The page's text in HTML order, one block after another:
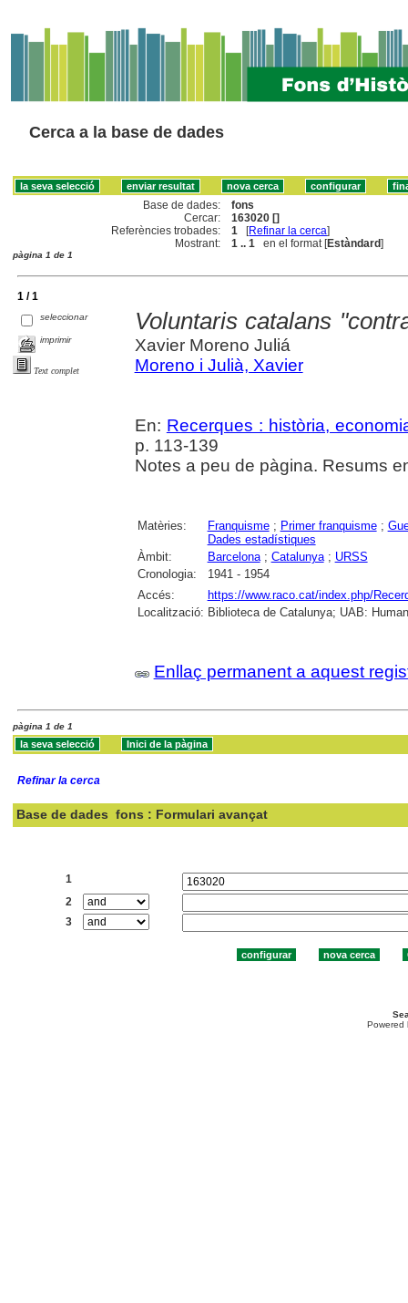
Cerca a la base de dades
Base de dades:
fons
Cercar:
163020 []
Referències trobades:
1 [Refinar la cerca]
Mostrant:
1 .. 1 en el format [Estàndard]
pàgina 1 de 1
1 / 1
seleccionar
imprimir
Text complet
Voluntaris catalans
Xavier Moreno Juliá
Moreno i Julià, Xavier
En: Recerques : història,
p. 113-139
Notes a peu de pàgina. Resums
Matèries: Franquisme; Primer franquisme;
Dades estadístiques
Àmbit:
Barcelona; Catalunya; URSS
Cronologia:
1941 - 1954
Accés:
https://www.raco.cat/index.php/
Localització: Biblioteca de Catalunya; UAB:
Enllaç permanent a aquest
pàgina 1 de 1
Refinar la cerca
Base de dades fons : Formulari avançat
1
2
3